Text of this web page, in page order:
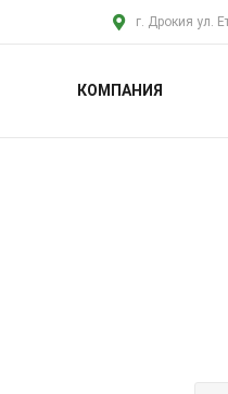
г. Дрокия ул.
КОМПАНИЯ